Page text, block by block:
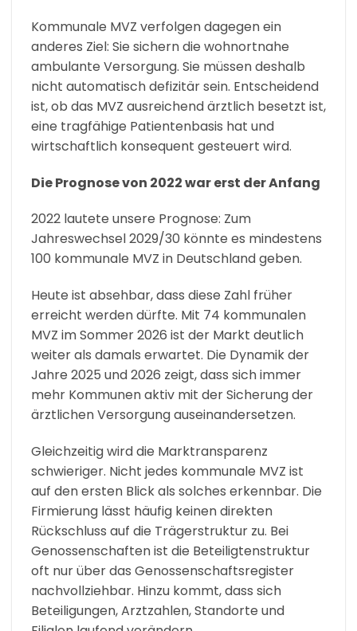
Kommunale MVZ verfolgen dagegen ein
anderes Ziel: Sie sichern die wohnortnahe
ambulante Versorgung. Sie müssen deshalb
nicht automatisch defizitär sein. Entscheidend
ist, ob das MVZ ausreichend ärztlich besetzt ist,
eine tragfähige Patientenbasis hat und
wirtschaftlich konsequent gesteuert wird.
Die Prognose von 2022 war erst der Anfang
2022 lautete unsere Prognose: Zum
Jahreswechsel 2029/30 könnte es mindestens
100 kommunale MVZ in Deutschland geben.
Heute ist absehbar, dass diese Zahl früher
erreicht werden dürfte. Mit 74 kommunalen
MVZ im Sommer 2026 ist der Markt deutlich
weiter als damals erwartet. Die Dynamik der
Jahre 2025 und 2026 zeigt, dass sich immer
mehr Kommunen aktiv mit der Sicherung der
ärztlichen Versorgung auseinandersetzen.
Gleichzeitig wird die Marktransparenz
schwieriger. Nicht jedes kommunale MVZ ist
auf den ersten Blick als solches erkennbar. Die
Firmierung lässt häufig keinen direkten
Rückschluss auf die Trägerstruktur zu. Bei
Genossenschaften ist die Beteiligtenstruktur
oft nur über das Genossenschaftsregister
nachvollziehbar. Hinzu kommt, dass sich
Beteiligungen, Arztzahlen, Standorte und